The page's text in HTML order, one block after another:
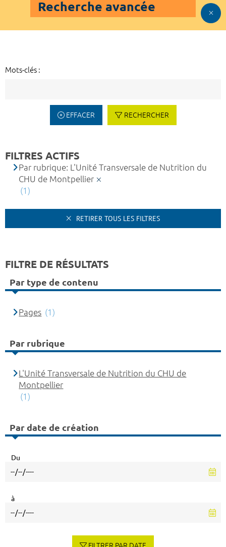
Recherche avancée
Mots-clés :
EFFACER RECHERCHER
FILTRES ACTIFS
Par rubrique: L'Unité Transversale de Nutrition du
CHU de Montpellier
(1)
RETIRER TOUS LES FILTRES
FILTRE DE RÉSULTATS
Par type de contenu
Pages (1)
Par rubrique
L'Unité Transversale de Nutrition du CHU de
Montpellier
(1)
Par date de création
Du
à